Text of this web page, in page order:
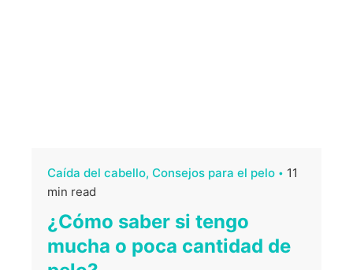
Caída del cabello Consejos para el pelo
11
min read
¿Cómo saber si tengo
mucha o poca cantidad de